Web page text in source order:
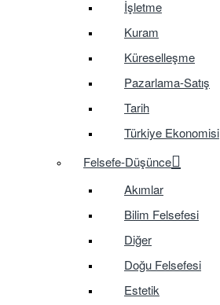
İşletme
Kuram
Küreselleşme
Pazarlama-Satış
Tarih
Türkiye Ekonomisi
Felsefe-Düşünce
Akımlar
Bilim Felsefesi
Diğer
Doğu Felsefesi
Estetik